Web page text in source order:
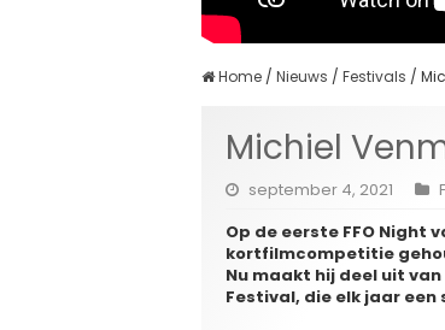
Home / Nieuws / Festivals /
Michiel
september 4, 2021
Op de eerste FFO Night
kortfilmcompetitie
Nu maakt hij deel uit
Festival, die elk jaar